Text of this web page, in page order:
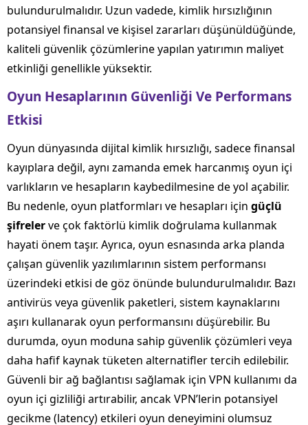
bulundurulmalıdır. Uzun vadede, kimlik hırsızlığının
potansiyel finansal ve kişisel zararları düşünüldüğünde,
kaliteli güvenlik çözümlerine yapılan yatırımın maliyet
etkinliği genellikle yüksektir.
Oyun Hesaplarının Güvenliği Ve Performans
Etkisi
Oyun dünyasında dijital kimlik hırsızlığı, sadece finansal
kayıplara değil, aynı zamanda emek harcanmış oyun içi
varlıkların ve hesapların kaybedilmesine de yol açabilir.
Bu nedenle, oyun platformları ve hesapları için güçlü
şifrelerve çok faktörlü kimlik doğrulama kullanmak
hayati önem taşır. Ayrıca, oyun esnasında arka planda
çalışan güvenlik yazılımlarının sistem performansı
üzerindeki etkisi de göz önünde bulundurulmalıdır. Bazı
antivirüs veya güvenlik paketleri, sistem kaynaklarını
aşırı kullanarak oyun performansını düşürebilir. Bu
durumda, oyun moduna sahip güvenlik çözümleri veya
daha hafif kaynak tüketen alternatifler tercih edilebilir.
Güvenli bir ağ bağlantısı sağlamak için VPN kullanımı da
oyun içi gizliliği artırabilir, ancak VPN’lerin potansiyel
gecikme (latency) etkileri oyun deneyimini olumsuz